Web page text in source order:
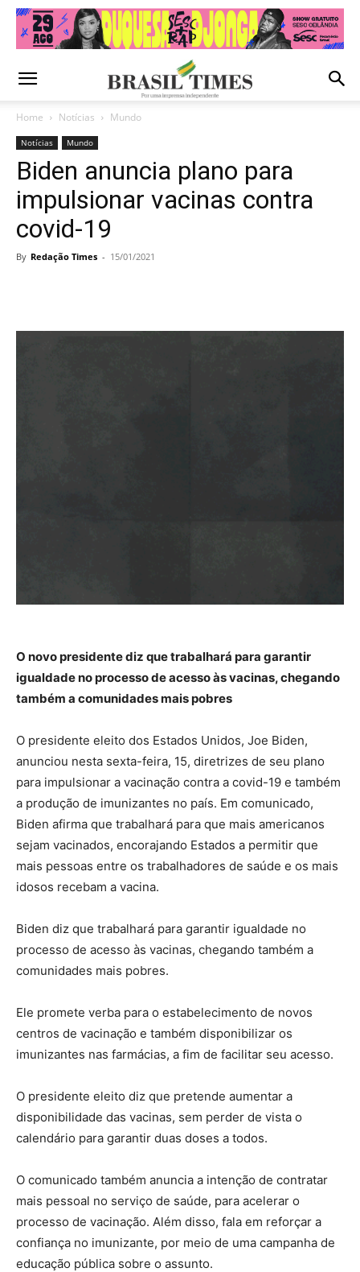
Home Notícias Mundo
Notícias Mundo
Biden anuncia plano para
impulsionar vacinas contra
covid-19
By Redação Times - 15/01/2021
O novo presidente diz que trabalhará para garantir
igualdade no processo de acesso às vacinas, chegando
também a comunidades mais pobres
O presidente eleito dos Estados Unidos, Joe Biden,
anunciou nesta sexta-feira, 15, diretrizes de seu plano
para impulsionar a vacinação contra a covid-19 e também
a produção de imunizantes no país. Em comunicado,
Biden afirma que trabalhará para que mais americanos
sejam vacinados, encorajando Estados a permitir que
mais pessoas entre os trabalhadores de saúde e os mais
idosos recebam a vacina.
Biden diz que trabalhará para garantir igualdade no
processo de acesso às vacinas, chegando também a
comunidades mais pobres.
Ele promete verba para o estabelecimento de novos
centros de vacinação e também disponibilizar os
imunizantes nas farmácias, a fim de facilitar seu acesso.
O presidente eleito diz que pretende aumentar a
disponibilidade das vacinas, sem perder de vista o
calendário para garantir duas doses a todos.
O comunicado também anuncia a intenção de contratar
mais pessoal no serviço de saúde, para acelerar o
processo de vacinação. Além disso, fala em reforçar a
confiança no imunizante, por meio de uma campanha de
educação pública sobre o assunto.